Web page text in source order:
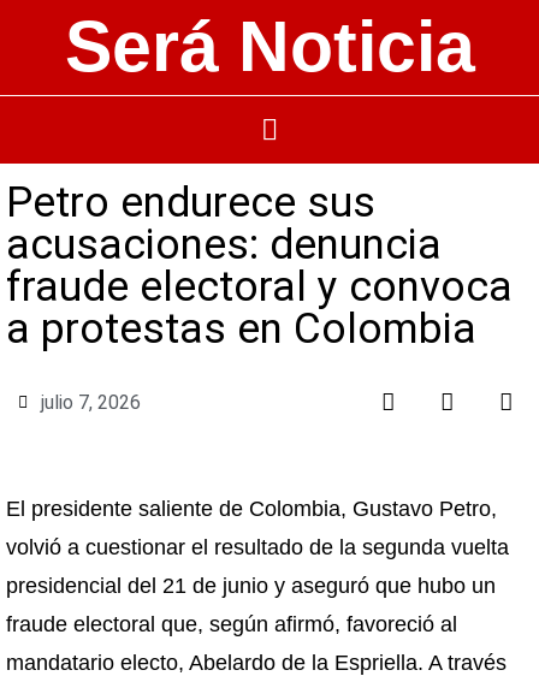
Será Noticia
Petro endurece sus
acusaciones: denuncia
fraude electoral y convoca
a protestas en Colombia
julio 7, 2026
El presidente saliente de Colombia, Gustavo Petro,
volvió a cuestionar el resultado de la segunda vuelta
presidencial del 21 de junio y aseguró que hubo un
fraude electoral que, según afirmó, favoreció al
mandatario electo, Abelardo de la Espriella. A través